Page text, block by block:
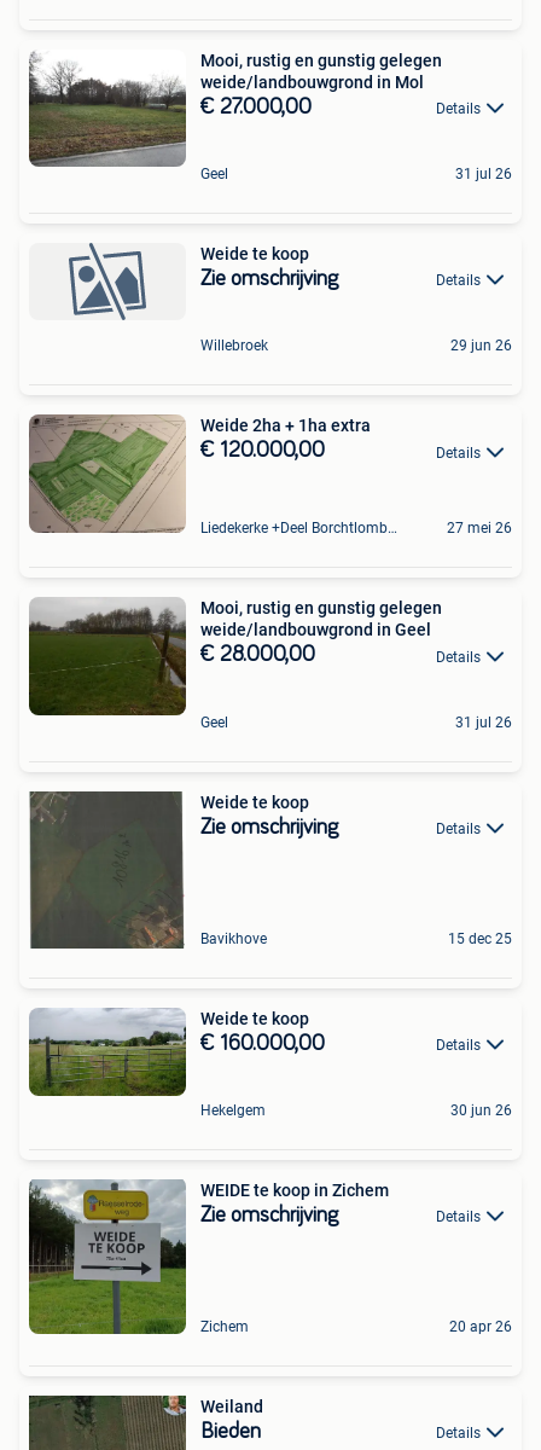
Mooi, rustig en gunstig gelegen
weide/landbouwgrond in Mol
€ 27.000,00 Details
Geel 31 jul 26
Weide te koop
Zie omschrijving Details
Willebroek 29 jun 26
Weide 2ha + 1ha extra
€ 120.000,00 Details
Liedekerke +Deel Borchtlombeek 27 mei 26
Mooi, rustig en gunstig gelegen
weide/landbouwgrond in Geel
€ 28.000,00 Details
Geel 31 jul 26
Weide te koop
Zie omschrijving Details
Bavikhove 15 dec 25
Weide te koop
€ 160.000,00 Details
Hekelgem 30 jun 26
WEIDE te koop in Zichem
Zie omschrijving Details
Zichem 20 apr 26
Weiland
Bieden Details